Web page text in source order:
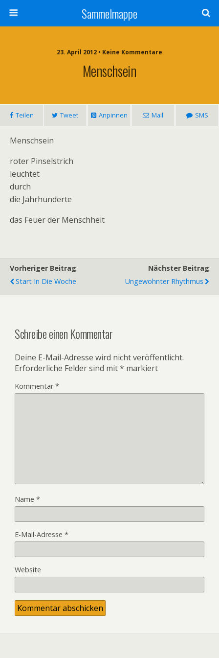
Sammelmappe
23. April 2012 • Keine Kommentare
Menschsein
Teilen Tweet Anpinnen Mail SMS
Menschsein
roter Pinselstrich
leuchtet
durch
die Jahrhunderte
das Feuer der Menschheit
Vorheriger Beitrag
Start In Die Woche
Nächster Beitrag
Ungewohnter Rhythmus
Schreibe einen Kommentar
Deine E-Mail-Adresse wird nicht veröffentlicht.
Erforderliche Felder sind mit* markiert
Kommentar*
Name *
E-Mail-Adresse *
Website